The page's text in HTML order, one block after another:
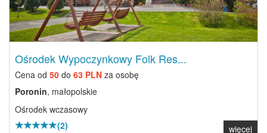
Ośrodek Wypoczynkowy Folk Res...
Cena od 50 do 63 PLN za osobę
Poronin, małopolskie
Ośrodek wczasowy
(2)
więcej